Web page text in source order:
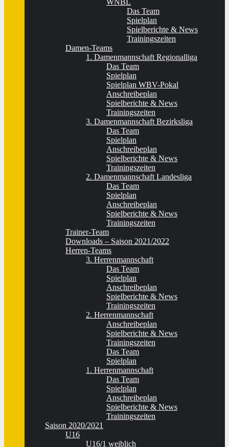
WNBL
Das Team
Spielplan
Spielberichte & News
Trainingszeiten
Damen-Teams
1. Damenmannschaft Regionalliga
Das Team
Spielplan
Spielplan WBV-Pokal
Anschreibeplan
Spielberichte & News
Trainingszeiten
3. Damenmannschaft Bezirksliga
Das Team
Spielplan
Anschreibeplan
Spielberichte & News
Trainingszeiten
2. Damenmannschaft Landesliga
Das Team
Spielplan
Anschreibeplan
Spielberichte & News
Trainingszeiten
Trainer-Team
Downloads – Saison 2021/2022
Herren-Teams
3. Herrenmannschaft
Das Team
Spielplan
Anschreibeplan
Spielberichte & News
Trainingszeiten
2. Herrenmannschaft
Anschreibeplan
Spielberichte & News
Trainingszeiten
Das Team
Spielplan
1. Herrenmannschaft
Das Team
Spielplan
Anschreibeplan
Spielberichte & News
Trainingszeiten
Saison 2020/2021
U16
U16/1 weiblich